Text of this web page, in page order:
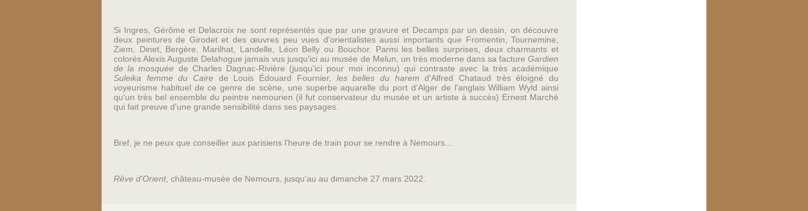
Si Ingres, Gérôme et Delacroix ne sont représentés que par une gravure et Decamps par un dessin, on découvre
deux peintures de Girodet et des œuvres peu vues d'orientalistes aussi importants que Fromentin, Tournemine,
Ziem, Dinet, Bergère, Marilhat, Landelle, Léon Belly ou Bouchor. Parmi les belles surprises, deux charmants et
colorés Alexis Auguste Delahogue jamais vus jusqu'ici au musée de Melun, un très moderne dans sa facture Gardien
de la mosquée de Charles Dagnac-Rivière (jusqu'ici pour moi inconnu) qui contraste avec la très académique
Suleika femme du Caire de Louis Édouard Fournier, les belles du harem d'Alfred Chataud très éloigné du
voyeurisme habituel de ce genre de scène, une superbe aquarelle du port d'Alger de l'anglais William Wyld ainsi
qu'un très bel ensemble du peintre nemourien (il fut conservateur du musée et un artiste à succès) Ernest Marché
qui fait preuve d'une grande sensibilité dans ses paysages.
Bref, je ne peux que conseiller aux parisiens l'heure de train pour se rendre à Nemours...
Rêve d'Orient, château-musée de Nemours, jusqu'au au dimanche 27 mars 2022.